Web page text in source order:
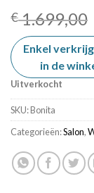
€1.699,00
Enkel
in de
Uitverkocht
SKU:Bonita
Categorieën:Salon,